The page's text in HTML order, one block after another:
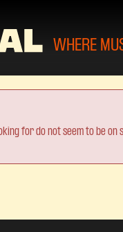
WHERE
for do not seem to be